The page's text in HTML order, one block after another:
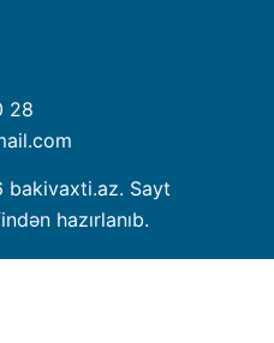
28
bakivaxti.az. Sayt
hazırlanıb.